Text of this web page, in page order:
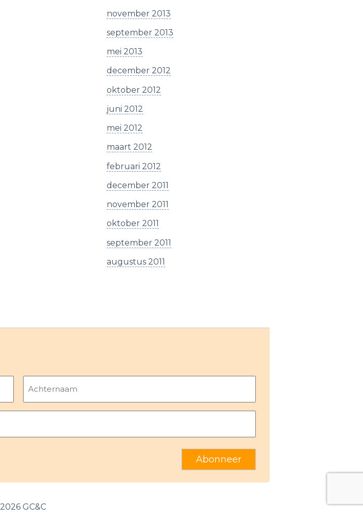
november 2013
september 2013
mei 2013
december 2012
oktober 2012
juni 2012
mei 2012
maart 2012
februari 2012
december 2011
november 2011
oktober 2011
september 2011
augustus 2011
Achternaam
2026 GC&C